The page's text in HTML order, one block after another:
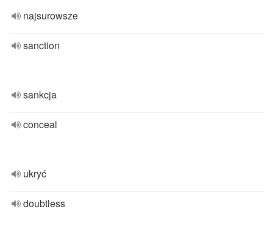
najsurowsze
sanction
sankcja
conceal
ukryć
doubtless